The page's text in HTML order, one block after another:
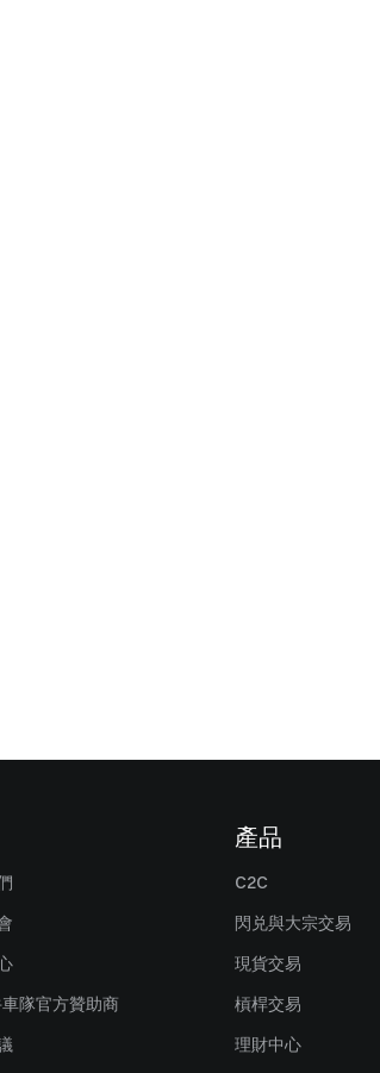
隊官方贊助商
產品
C2C
閃兑與大宗交易
現貨交易
槓桿交易
理財中心